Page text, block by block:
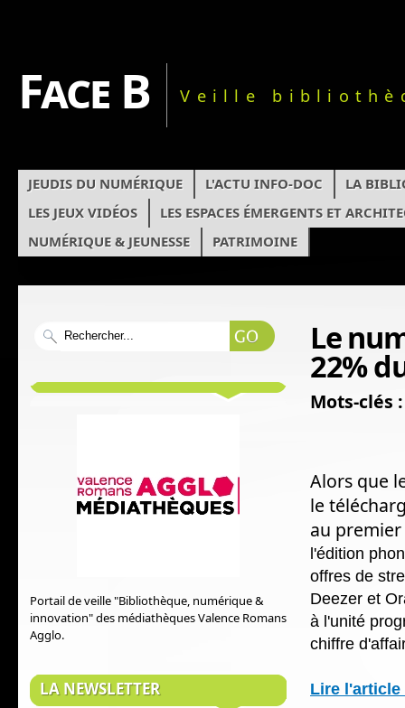
Face B Veille
JEUDIS DU NUMÉRIQUE L'ACTU INFO-DOC
LA
LES JEUX VIDÉOS
LES ESPACES ÉMERGENTS ET
NUMÉRIQUE & JEUNESSE
PATRIMOINE
Le
22%
Mots-clés :
Alors que
le
au
l'édition
offres de
Deezer et
à l'unité
chiffre
Lire l'article
Portail de veille "Bibliothèque, numérique &
innovation" des médiathèques Valence Romans
Agglo.
LA NEWSLETTER